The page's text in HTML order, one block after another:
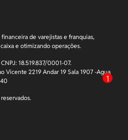
de varejistas e franquias,
e otimizando operações.
18.519.837/0001-07.
Vicente 2219 Andar 19 Sala 1907 -Agua
1